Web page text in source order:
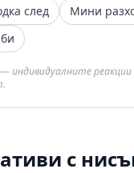
след
Мини
индивидуалните
с